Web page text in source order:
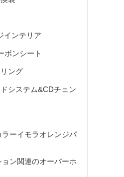
インテリア
ボンシート
ング
システム&CDチェン
ーイモラオレンジパ
ン関連のオーバーホ